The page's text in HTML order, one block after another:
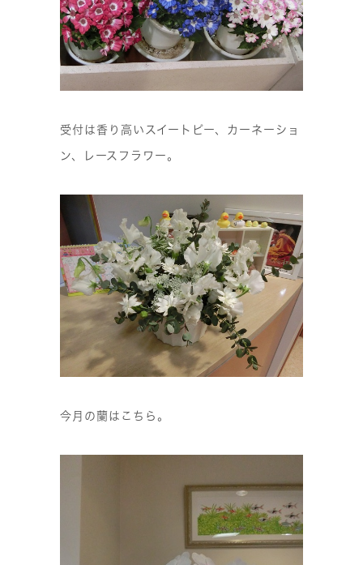
受付は香り高いスイートピー、カーネーショ
ン、レースフラワー。
今月の蘭はこちら。